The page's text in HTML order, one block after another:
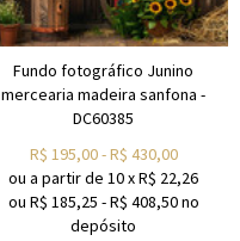
Fundo fotográfico Junino
mercearia madeira sanfona -
DC60385
R$ 195,00-R$ 430,00
ou a partir de 10xR$ 22,26
ou R$ 185,25 -R$ 408,50no
depósito